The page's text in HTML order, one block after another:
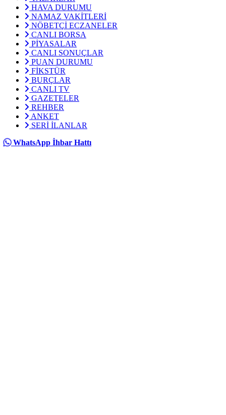
HAVA DURUMU
NAMAZ VAKİTLERİ
NÖBETÇİ ECZANELER
CANLI BORSA
PİYASALAR
CANLI SONUÇLAR
PUAN DURUMU
FİKSTÜR
BURÇLAR
CANLI TV
GAZETELER
REHBER
ANKET
SERİ İLANLAR
WhatsApp İhbar Hattı